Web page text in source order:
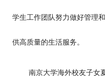
学生工作团队努力做好管理
供高质量的生活服务。
南京大学海外校友子女